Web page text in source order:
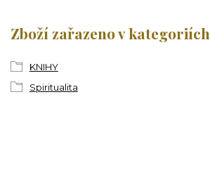
Zboží zařazeno v kategoriích
KNIHY
Spiritualita